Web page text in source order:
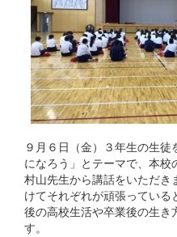
９月６日（金）３年生の生
になろう」とテーマで、本
村山先生から講話をいただき
けてそれぞれが頑張ってい
後の高校生活や卒業後の生き
す。